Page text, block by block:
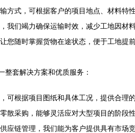
方式，可根据客户的项目地点、材料特
我们竭力确保运输时效，减少工地因材
您随时掌握货物在途状态，便于工地提
整套解决方案和优质服务：
可根据项目图纸和具体工况，提供合理
散采购，能够灵活应对大型项目的阶段
应链管理，我们能为客户提供具有市场竞